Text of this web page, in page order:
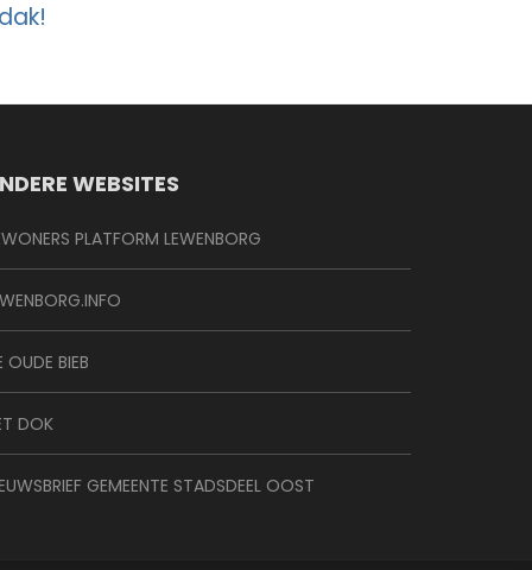
WEBSITES
PLATFORM LEWENBORG
OUDE BIEB
DOK
GEMEENTE STADSDEEL OOST